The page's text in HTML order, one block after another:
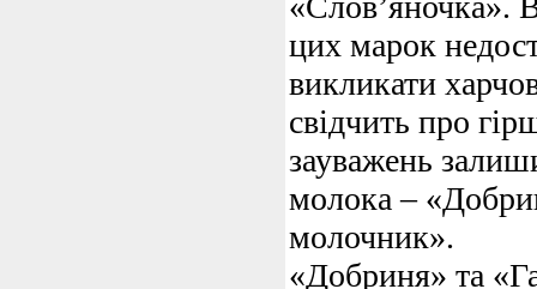
цих марок
викликати
свідчить про
зауважень
молока –
молочник».
«Добриня» та